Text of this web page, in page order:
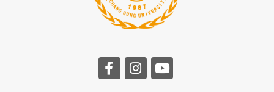
前往長庚大學facebook
前往長庚大學